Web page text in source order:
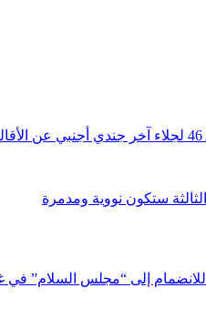
ستكون نووية ومدمرة
إلى “مجلس السلام” في